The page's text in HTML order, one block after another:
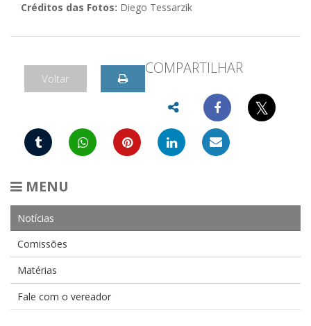
Créditos das Fotos: Diego Tessarzik
Voltar
COMPARTILHAR
𝕏
MENU
Notícias
Comissões
Matérias
Fale com o vereador